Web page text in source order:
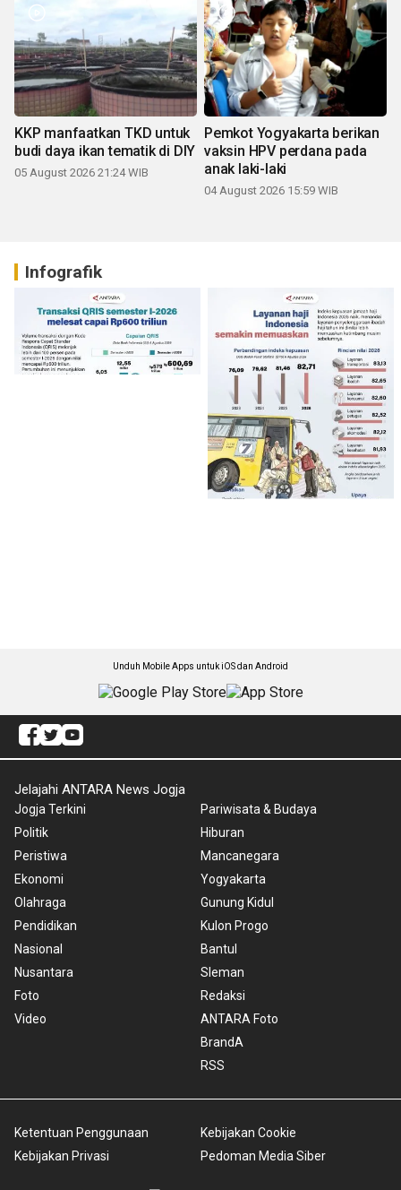
KKP manfaatkan TKD untuk
budi daya ikan tematik di DIY
05 August 2026 21:24 WIB
Pemkot Yogyakarta berikan
vaksin HPV perdana pada
anak laki-laki
04 August 2026 15:59 WIB
Infografik
Unduh Mobile Apps untuk iOS dan Android
Jelajahi ANTARA News Jogja
Jogja Terkini
Politik
Peristiwa
Ekonomi
Olahraga
Pendidikan
Nasional
Nusantara
Foto
Video
Pariwisata & Budaya
Hiburan
Mancanegara
Yogyakarta
Gunung Kidul
Kulon Progo
Bantul
Sleman
Redaksi
ANTARA Foto
BrandA
RSS
Ketentuan Penggunaan
Kebijakan Privasi
Kebijakan Cookie
Pedoman Media Siber